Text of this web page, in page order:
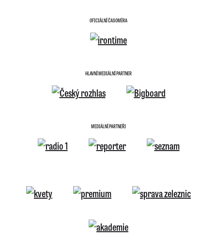
OFICIÁLNÍ ČASOMÍRA
HLAVNÍ MEDIÁLNÍ PARTNER
MEDIÁLNÍ PARTNEŘI